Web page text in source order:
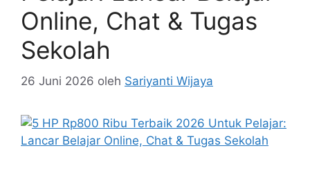
Online, Chat & Tugas
Sekolah
26 Juni 2026 oleh Sariyanti Wijaya